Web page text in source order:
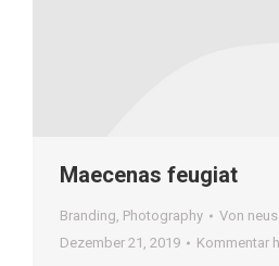
Maecenas feugiat
Branding, Photography Von
Dezember 21, 2019
Kommentar